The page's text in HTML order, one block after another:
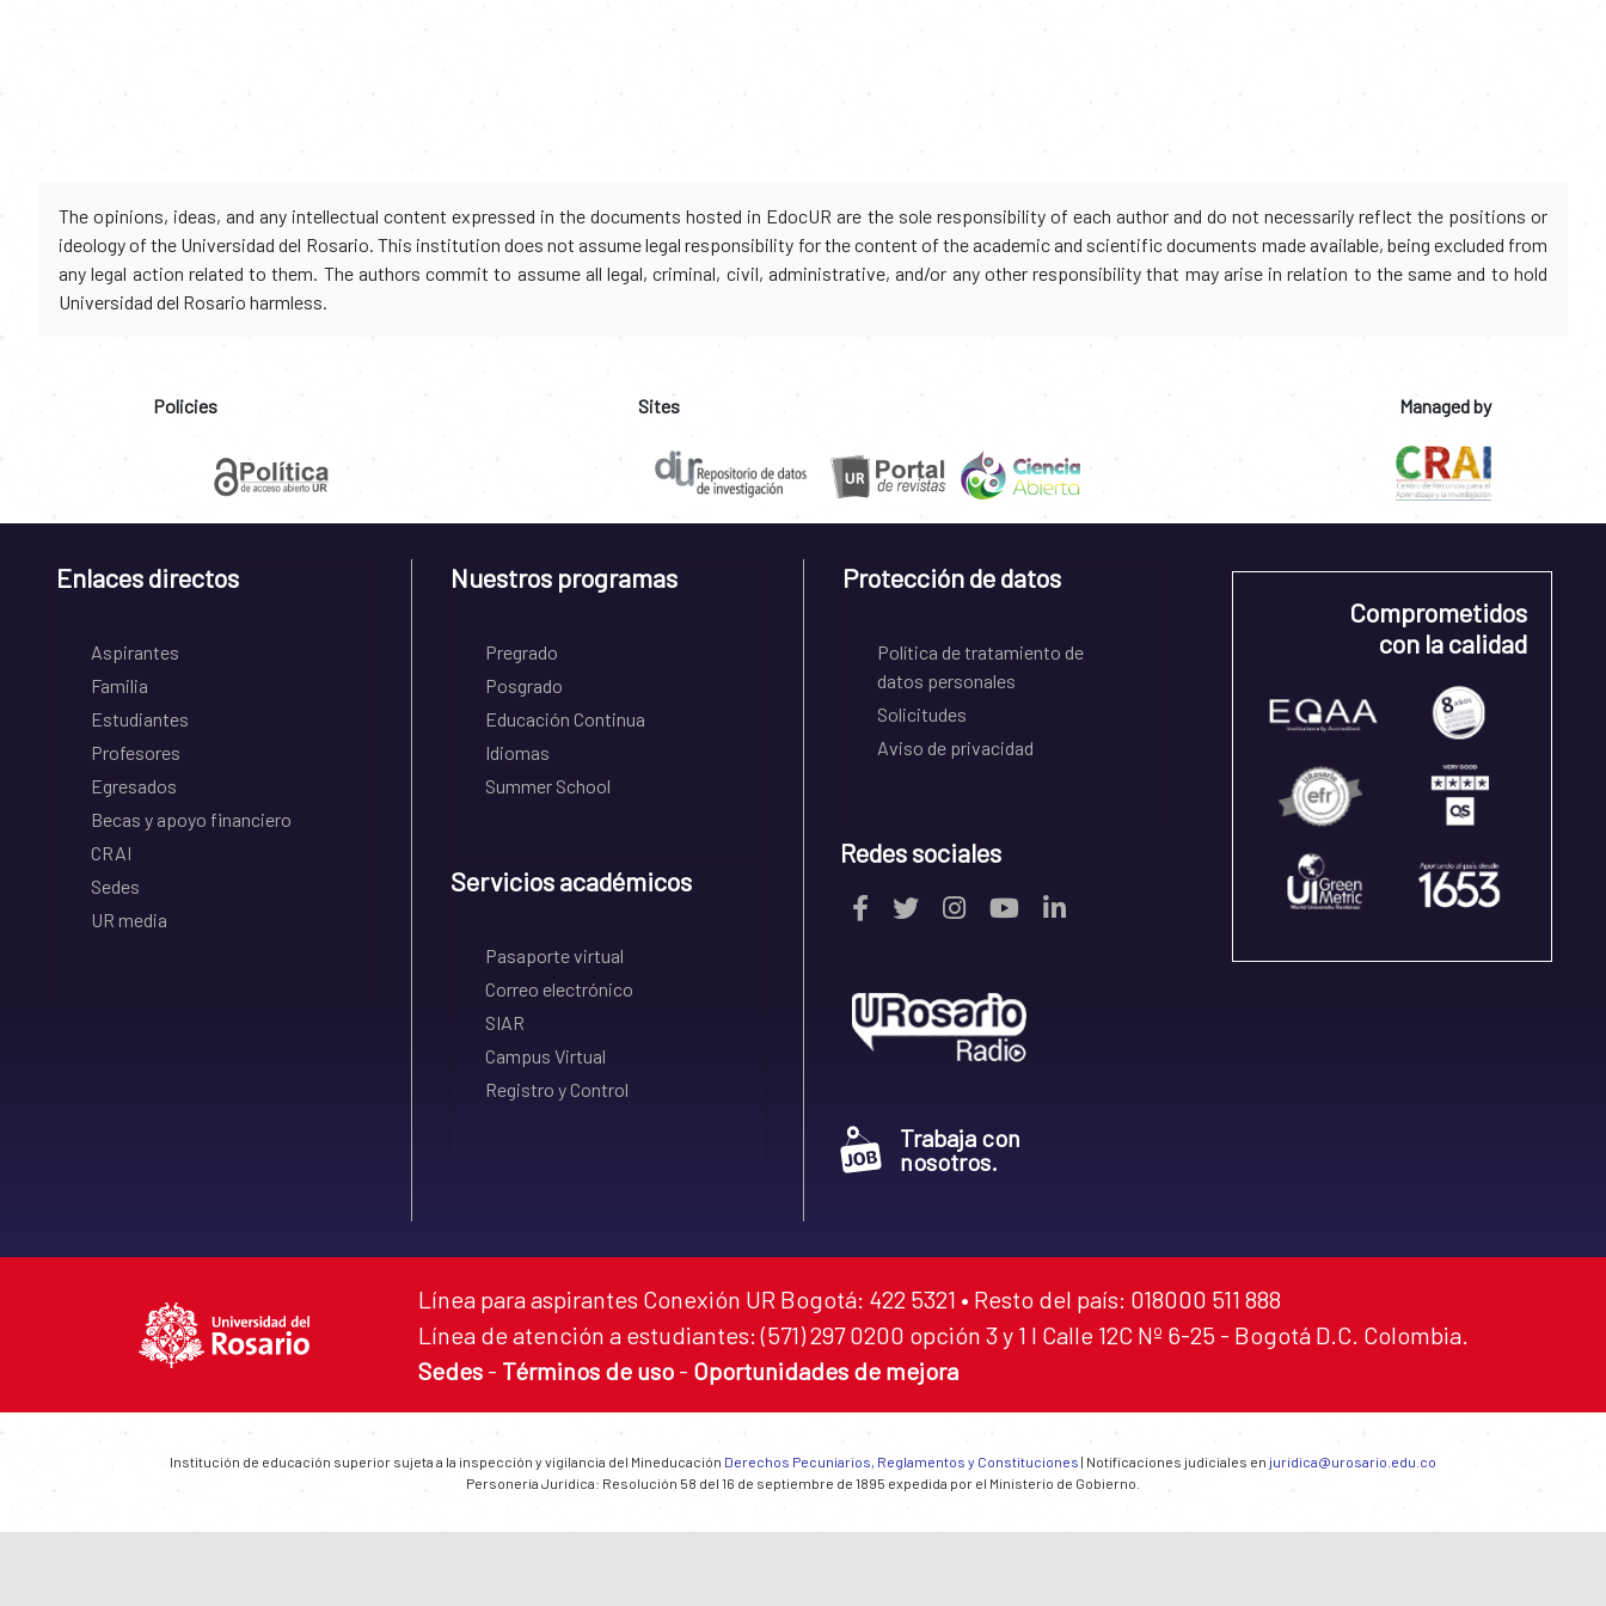
The opinions, ideas, and any intellectual content expressed in the documents hosted in EdocUR are the sole responsibility of each author and do not necessarily reflect the positions or
ideology of the Universidad del Rosario. This institution does not assume legal responsibility for the content of the academic and scientific documents made available, being excluded from
any legal action related to them. The authors commit to assume all legal, criminal, civil, administrative, and/or any other responsibility that may arise in relation to the same and to hold
Universidad del Rosario harmless.
Policies Sites Managed by
Enlaces directos
Aspirantes
Familia
Estudiantes
Profesores
Egresados
Becas y apoyo financiero
CRAI
Sedes
UR media
Nuestros programas
Pregrado
Posgrado
Educación Continua
Idiomas
Summer School
Servicios académicos
Pasaporte virtual
Correo electrónico
SIAR
Campus Virtual
Registro y Control
Protección de datos
Política de tratamiento de
datos personales
Solicitudes
Aviso de privacidad
Redes sociales
Trabaja con
nosotros.
Comprometidos
con la calidad
Línea para aspirantes Conexión UR Bogotá: 422 5321 • Resto del país: 018000 511 888
Línea de atención a estudiantes: (571) 297 0200 opción 3 y 1 I Calle 12C Nº 6-25 - Bogotá D.C. Colombia.
Sedes - Términos de uso - Oportunidades de mejora
Institución de educación superior sujeta a la inspección y vigilancia del Mineducación Derechos Pecuniarios, Reglamentos y Constituciones | Notificaciones judiciales en juridica@urosario.edu.co
Personería Jurídica: Resolución 58 del 16 de septiembre de 1895 expedida por el Ministerio de Gobierno.